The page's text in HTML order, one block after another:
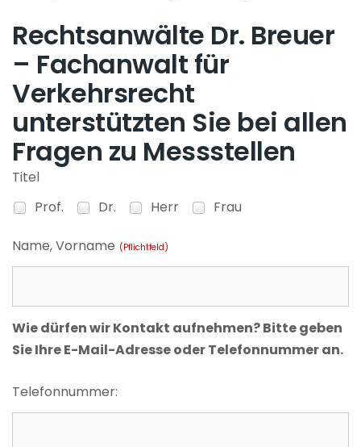
Rechtsanwälte Dr. Breuer
– Fachanwalt für
Verkehrsrecht
unterstützten Sie bei allen
Fragen zu Messstellen
Titel
Prof.
Dr. Herr Frau
Name, Vorname (Pflichtfeld)
Wie dürfen wir Kontakt aufnehmen? Bitte geben
Sie Ihre E-Mail-Adresse oder Telefonnummer an.
Telefonnummer: